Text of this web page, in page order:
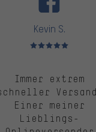
Kevin S.
Bewertungen: 5 von 5
Immer extrem
Einer meiner
Lieblings-